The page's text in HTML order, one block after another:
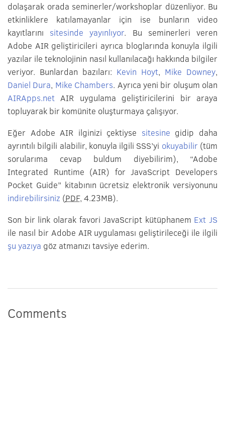
dolaşarak orada seminerler/workshoplar düzenliyor. Bu
etkinliklere katılamayanlar için ise bunların video
kayıtlarını sitesinde yayınlıyor. Bu seminerleri veren
Adobe AIR geliştiricileri ayrıca bloglarında konuyla ilgili
yazılar ile teknolojinin nasıl kullanılacağı hakkında bilgiler
veriyor. Bunlardan bazıları: Kevin Hoyt, Mike Downey,
Daniel Dura, Mike Chambers. Ayrıca yeni bir oluşum olan
AIRApps.net AIR uygulama geliştiricilerini bir araya
topluyarak bir komünite oluşturmaya çalışıyor.
Eğer Adobe AIR ilginizi çektiyse sitesine gidip daha
ayrıntılı bilgili alabilir, konuyla ilgili SSS’yi okuyabilir (tüm
sorularıma cevap buldum diyebilirim), “Adobe
Integrated Runtime (AIR) for JavaScript Developers
Pocket Guide” kitabının ücretsiz elektronik versiyonunu
indirebilirsiniz (PDF, 4.23MB).
Son bir link olarak favori JavaScript kütüphanem Ext JS
ile nasıl bir Adobe AIR uygulaması geliştirileceği ile ilgili
şu yazıya göz atmanızı tavsiye ederim.
Comments